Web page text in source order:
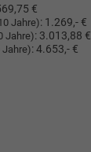
€
Jahre): 1.269,- €
Jahre): 3.013,88 €
Jahre):4.653,- €